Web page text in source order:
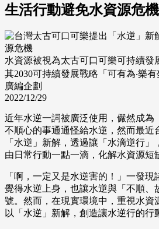
生活行動避免水資源危機
水資源被視為太古可口可樂可持續發
其2030可持續發展戰略「可有為‧樂
廣編企劃
2022/12/29
近年水逆一詞被廣泛使用，儼然成為
不順心的事通通怪給水逆，然而最近
「水逆」新解，透過讓「水滴逆行
由日常行動一點一滴，化解水資源短
「啊，一定又是水逆害的！」一發
覺得水逆上身，也讓水逆與「不順、
號。然而，在現實環境中，重視水資
以「水逆」新解，創造讓水逆行的行